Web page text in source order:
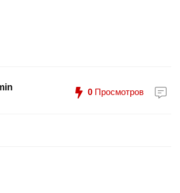
0 Просмотров